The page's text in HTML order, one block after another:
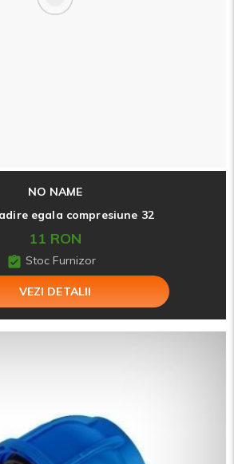
NO NAME
egala compresiune 32
11 RON
Stoc Furnizor
VEZI DETALII